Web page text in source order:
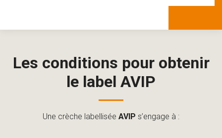
Les conditions pour obtenir
le label AVIP
Une crèche labellisée AVIP s’engage à :